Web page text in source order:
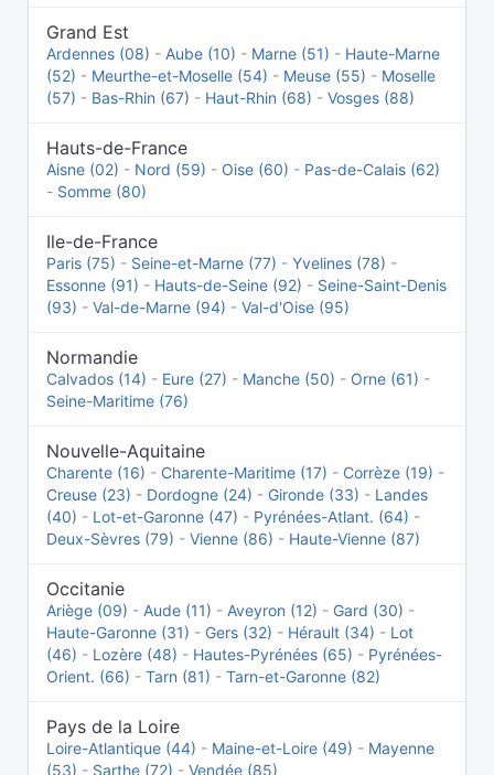
Grand Est
Ardennes (08) - Aube (10) - Marne (51) - Haute-Marne
(52) - Meurthe-et-Moselle (54) - Meuse (55) - Moselle
(57) - Bas-Rhin (67) - Haut-Rhin (68) - Vosges (88)
Hauts-de-France
Aisne (02) - Nord (59) - Oise (60) - Pas-de-Calais (62)
- Somme (80)
Ile-de-France
Paris (75) - Seine-et-Marne (77) - Yvelines (78) -
Essonne (91) - Hauts-de-Seine (92) - Seine-Saint-Denis
(93) - Val-de-Marne (94) - Val-d'Oise (95)
Normandie
Calvados (14) - Eure (27) - Manche (50) - Orne (61) -
Seine-Maritime (76)
Nouvelle-Aquitaine
Charente (16) - Charente-Maritime (17) - Corrèze (19) -
Creuse (23) - Dordogne (24) - Gironde (33) - Landes
(40) - Lot-et-Garonne (47) - Pyrénées-Atlant. (64) -
Deux-Sèvres (79) - Vienne (86) - Haute-Vienne (87)
Occitanie
Ariège (09) - Aude (11) - Aveyron (12) - Gard (30) -
Haute-Garonne (31) - Gers (32) - Hérault (34) - Lot
(46) - Lozère (48) - Hautes-Pyrénées (65) - Pyrénées-
Orient. (66) - Tarn (81) - Tarn-et-Garonne (82)
Pays de la Loire
Loire-Atlantique (44) - Maine-et-Loire (49) - Mayenne
(53) - Sarthe (72) - Vendée (85)